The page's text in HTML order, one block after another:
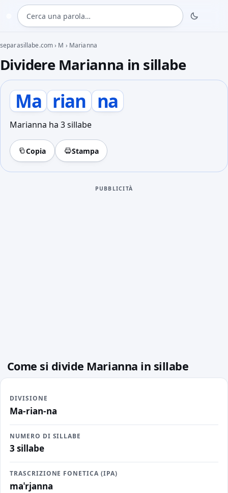
Cerca una parola
separasillabe.com› M › Marianna
Dividere Marianna in sillabe
Ma rian na
Marianna ha 3 sillabe
Copia Stampa
PUBBLICITÀ
Come si divide Marianna in sillabe
DIVISIONE
Ma-rian-na
NUMERO DI SILLABE
3 sillabe
TRASCRIZIONE FONETICA (IPA)
maˈrjanna